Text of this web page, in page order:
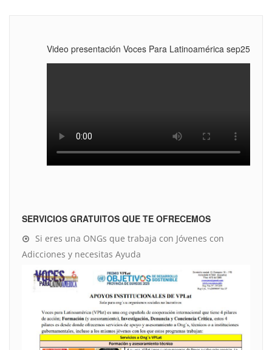
Video presentación Voces Para Latinoamérica sep25
SERVICIOS GRATUITOS QUE TE OFRECEMOS
Si eres una ONGs que trabaja con Jóvenes con
Adicciones y necesitas Ayuda